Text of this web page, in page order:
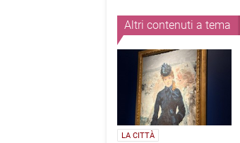
Altri contenuti a tema
LA CITTÀ